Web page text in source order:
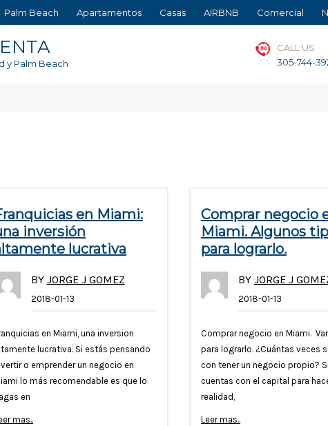
Palm Beach Apartamentos Casas AIRBNB Comercial
y Palm Beach
CALL US
305-744-
en Miami:
inversión
lucrativa
BY JORGE J GOMEZ
2018-01-13
en Miami, una inversion
lucrativa. Si estás pensando
o emprender un negocio en
lo más recomendable es que lo
en
mas..
Comprar negocio
Miami. Algunos
para lograrlo.
BY JORGE J
2018-01-13
Comprar negocio en Miami.
para lograrlo. ¿Cuántas veces
con tener un negocio propio?
cuentas con el capital para
realidad,
Leer mas..